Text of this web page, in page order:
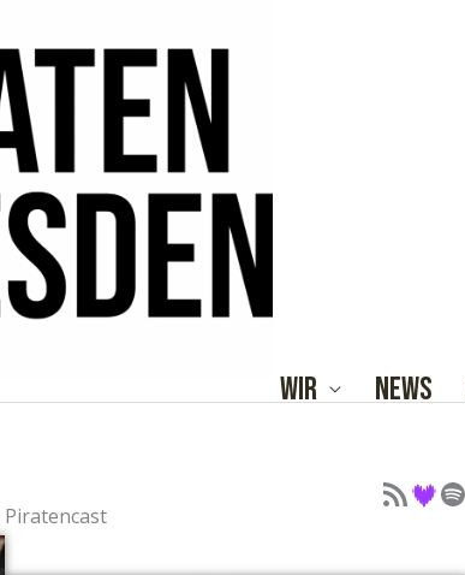
Wir News
Piratencast
Podcast als Feed Podcast auf Deezer Podcast auf Spotify